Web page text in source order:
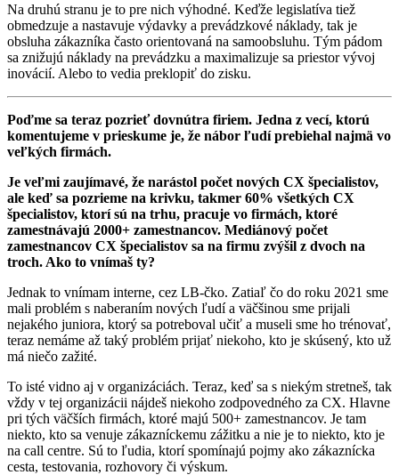
Na druhú stranu je to pre nich výhodné. Keďže legislatíva tiež
obmedzuje a nastavuje výdavky a prevádzkové náklady, tak je
obsluha zákazníka často orientovaná na samoobsluhu. Tým pádom
sa znižujú náklady na prevádzku a maximalizuje sa priestor vývoj
inovácií. Alebo to vedia preklopiť do zisku.
Poďme sa teraz pozrieť dovnútra firiem. Jedna z vecí, ktorú
komentujeme v prieskume je, že nábor ľudí prebiehal najmä vo
veľkých firmách.
Je veľmi zaujímavé, že narástol počet nových CX špecialistov,
ale keď sa pozrieme na krivku, takmer 60% všetkých CX
špecialistov, ktorí sú na trhu, pracuje vo firmách, ktoré
zamestnávajú 2000+ zamestnancov. Mediánový počet
zamestnancov CX špecialistov sa na firmu zvýšil z dvoch na
troch. Ako to vnímaš ty?
Jednak to vnímam interne, cez LB-čko. Zatiaľ čo do roku 2021 sme
mali problém s naberaním nových ľudí a väčšinou sme prijali
nejakého juniora, ktorý sa potreboval učiť a museli sme ho trénovať,
teraz nemáme až taký problém prijať niekoho, kto je skúsený, kto už
má niečo zažité.
To isté vidno aj v organizáciách. Teraz, keď sa s niekým stretneš, tak
vždy v tej organizácii nájdeš niekoho zodpovedného za CX. Hlavne
pri tých väčších firmách, ktoré majú 500+ zamestnancov. Je tam
niekto, kto sa venuje zákazníckemu zážitku a nie je to niekto, kto je
na call centre. Sú to ľudia, ktorí spomínajú pojmy ako zákaznícka
cesta, testovania, rozhovory či výskum.